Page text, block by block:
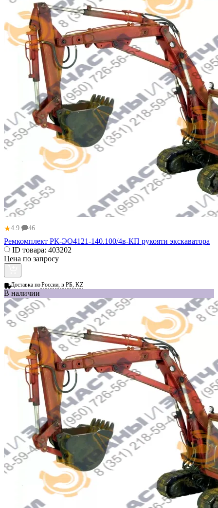
★4.9 46
Ремкомплект РК-ЭО4121-140.100/4в-КП рукояти экскаватора
ID товара: 403202
Цена по запросу
Доставка поРоссии, в РБ, KZ
В наличии